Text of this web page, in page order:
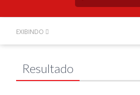
EXIBINDO
Resultado